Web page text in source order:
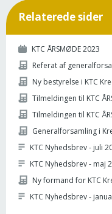
Relaterede sider
KTC ÅRSMØDE 2023
Referat af
Ny bestyrelse i KTC
Tilmeldingen til KTC
Tilmeldingen til KTC
Generalforsamling i
KTC Nyhedsbrev - juli
KTC Nyhedsbrev - maj
Ny formand for KTC
KTC Nyhedsbrev -